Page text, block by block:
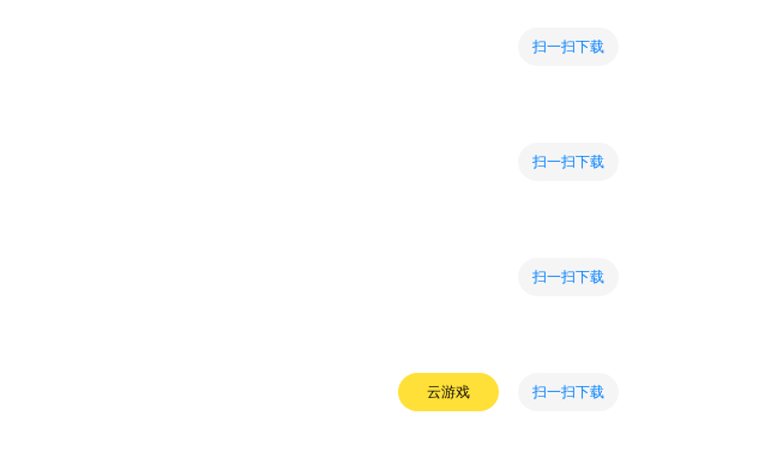
扫一扫下载
扫一扫下载
扫一扫下载
云游戏 扫一扫下载